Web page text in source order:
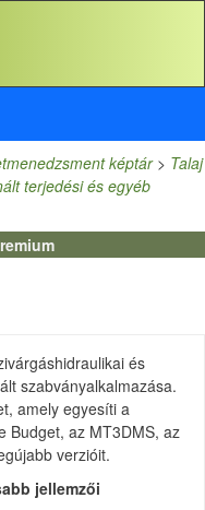
képtár> Talaj
terjedési és egyéb
és
szabványalkalmazása.
amely egyesíti a
Budget, az MT3DMS, az
verzióit.
jellemzői